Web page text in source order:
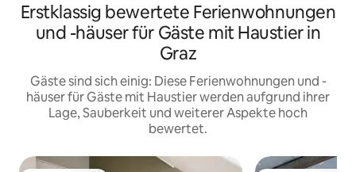
Erstklassig bewertete Ferienwohnungen
und -häuser für Gäste mit Haustier in
Graz
Gäste sind sich einig: Diese Ferienwohnungen und -
häuser für Gäste mit Haustier werden aufgrund ihrer
Lage, Sauberkeit und weiterer Aspekte hoch
bewertet.